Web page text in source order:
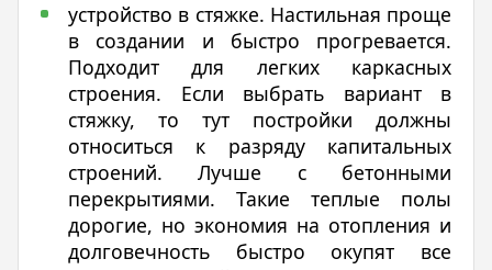
устройство в стяжке. Настильная проще
в создании и быстро прогревается.
Подходит для легких каркасных
строения. Если выбрать вариант в
стяжку, то тут постройки должны
относиться к разряду капитальных
строений. Лучше с бетонными
перекрытиями. Такие теплые полы
дорогие, но экономия на отопления и
долговечность быстро окупят все